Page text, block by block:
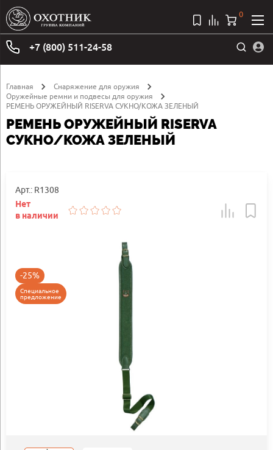
+7 (800) 511-24-58
0
Главная
Снаряжение для оружия
Оружейные ремни и подвесы для оружия
РЕМЕНЬ ОРУЖЕЙНЫЙ RISERVA СУКНО/КОЖА ЗЕЛЕНЫЙ
РЕМЕНЬ ОРУЖЕЙНЫЙ RISERVA
СУКНО/КОЖА ЗЕЛЕНЫЙ
Арт.: R1308
Нет
в наличии
-25%
Специальное
предложение